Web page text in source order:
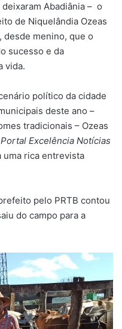
Abadiânia – o
de Niquelândia Ozeas
desde menino, que o
sucesso e da
vida.
político da cidade
deste ano –
tradicionais – Ozeas
Portal Excelência Notícias
uma rica entrevista
pelo PRTB contou
do campo para a